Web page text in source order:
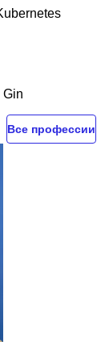
Gin
Все профессии